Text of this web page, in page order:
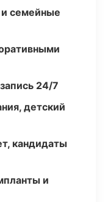
семейные
24/7
детский
кандидаты
и